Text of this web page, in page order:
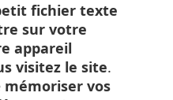
fichier texte
sur votre
appareil
visitez le site.
mémoriser vos